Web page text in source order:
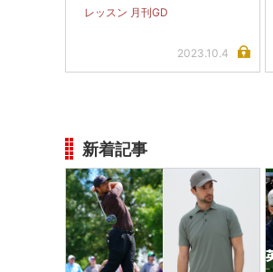
レッスン 月刊GD
2023.10.4
新着記事